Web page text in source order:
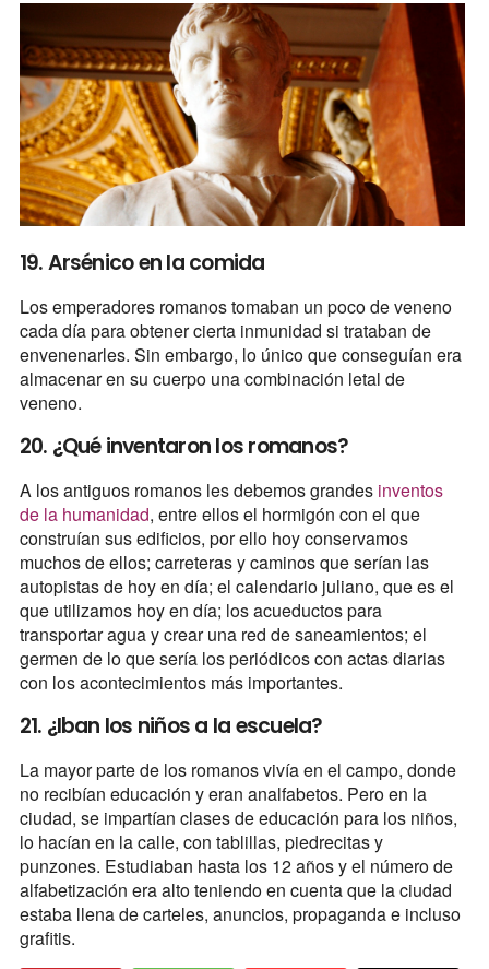
19. Arsénico en la comida
Los emperadores romanos tomaban un poco de veneno
cada día para obtener cierta inmunidad si trataban de
envenenarles. Sin embargo, lo único que conseguían era
almacenar en su cuerpo una combinación letal de
veneno.
20. ¿Qué inventaron los romanos?
A los antiguos romanos les debemos grandes inventos
de la humanidad, entre ellos el hormigón con el que
construían sus edificios, por ello hoy conservamos
muchos de ellos; carreteras y caminos que serían las
autopistas de hoy en día; el calendario juliano, que es el
que utilizamos hoy en día; los acueductos para
transportar agua y crear una red de saneamientos; el
germen de lo que sería los periódicos con actas diarias
con los acontecimientos más importantes.
21. ¿Iban los niños a la escuela?
La mayor parte de los romanos vivía en el campo, donde
no recibían educación y eran analfabetos. Pero en la
ciudad, se impartían clases de educación para los niños,
lo hacían en la calle, con tablillas, piedrecitas y
punzones. Estudiaban hasta los 12 años y el número de
alfabetización era alto teniendo en cuenta que la ciudad
estaba llena de carteles, anuncios, propaganda e incluso
grafitis.